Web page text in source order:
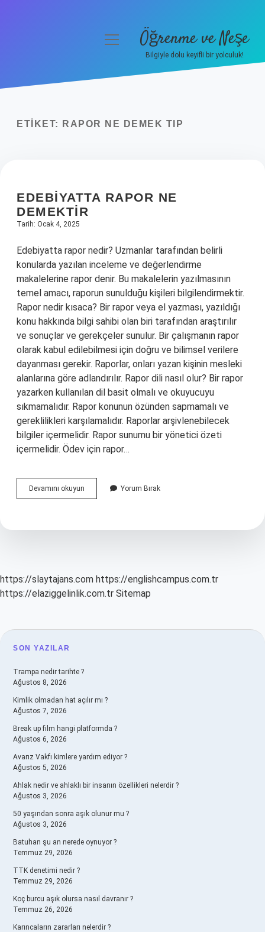
Yasal Uyarı
menüyüÖğrenme ve Neşe
Bilgiyle dolu keyifli bir yolculuk!
ETIKET: RAPOR NE DEMEK TIP
EDEBIYATTA RAPOR NE
DEMEKTIR
Tarih: Ocak 4, 2025
Edebiyatta rapor nedir? Uzmanlar tarafından belirli
konularda yazılan inceleme ve değerlendirme
makalelerine rapor denir. Bu makalelerin yazılmasının
temel amacı, raporun sunulduğu kişileri bilgilendirmektir.
Rapor nedir kısaca? Bir rapor veya el yazması, yazıldığı
konu hakkında bilgi sahibi olan biri tarafından araştırılır
ve sonuçlar ve gerekçeler sunulur. Bir çalışmanın rapor
olarak kabul edilebilmesi için doğru ve bilimsel verilere
dayanması gerekir. Raporlar, onları yazan kişinin mesleki
alanlarına göre adlandırılır. Rapor dili nasıl olur? Bir rapor
yazarken kullanılan dil basit olmalı ve okuyucuyu
sıkmamalıdır. Rapor konunun özünden sapmamalı ve
gereklilikleri karşılamalıdır. Raporlar arşivlenebilecek
bilgiler içermelidir. Rapor sunumu bir yönetici özeti
içermelidir. Ödev için rapor…
Devamını okuyun Edebiyatta
Rapor
Yorum Bırak
https://slaytajans.com https://englishcampus.com.tr
https://elaziggelinlik.com.tr Sitemap
SIDEBAR
SON YAZILAR
Trampa nedir tarihte ?
Ağustos 8, 2026
Kimlik olmadan hat açılır mı ?
Ağustos 7, 2026
Break up film hangi platformda ?
Ağustos 6, 2026
Avarız Vakfı kimlere yardım ediyor ?
Ağustos 5, 2026
Ahlak nedir ve ahlaklı bir insanın özellikleri nelerdir ?
Ağustos 3, 2026
50 yaşından sonra aşık olunur mu ?
Ağustos 3, 2026
Batuhan şu an nerede oynuyor ?
Temmuz 29, 2026
TTK denetimi nedir ?
Temmuz 29, 2026
Koç burcu aşık olursa nasıl davranır ?
Temmuz 26, 2026
Karıncaların zararları nelerdir ?